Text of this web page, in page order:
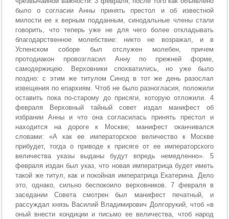
было о согласии Анны принять престол и об известной
милости ее к верным подданным, синодальные члены стали
говорить, что теперь уже не для чего более откладывать
благодарственное молебствие: никто не возражал, и в
Успенском соборе был отслужен молебен, причем
протодиакон провозгласил Анну по прежней форме,
самодержицею. Верховники спохватились, но уже было
поздно: с этим же титулом Синод в тот же день разослал
извещения по епархиям. Чтоб не было разногласия, положили
оставить пока по-старому до присяги, которую отложили. 4
февраля Верховный тайный совет издал манифест об
избрании Анны и что она согласилась принять престол и
находится на дороге к Москве; манифест оканчивался
словами: «А как ее императорское величество к Москве
прибудет, тогда о приводе к присяге от ее императорского
величества указы выданы будут впредь немедленно». 5
февраля издан был указ, что новая императрица будет иметь
такой же титул, как и покойная императрица Екатерина. Дело
это, однако, сильно беспокоило верховников. 7 февраля в
заседании Совета смотрен был манифест печатный, и
рассуждал князь Василий Владимирович Долгорукий, чтоб «в
оный внести кондиции и письмо ее величества, чтоб народ